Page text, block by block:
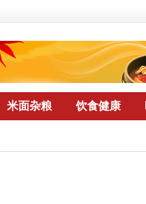
米面杂粮 饮食健康